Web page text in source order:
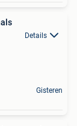
Details
Gisteren